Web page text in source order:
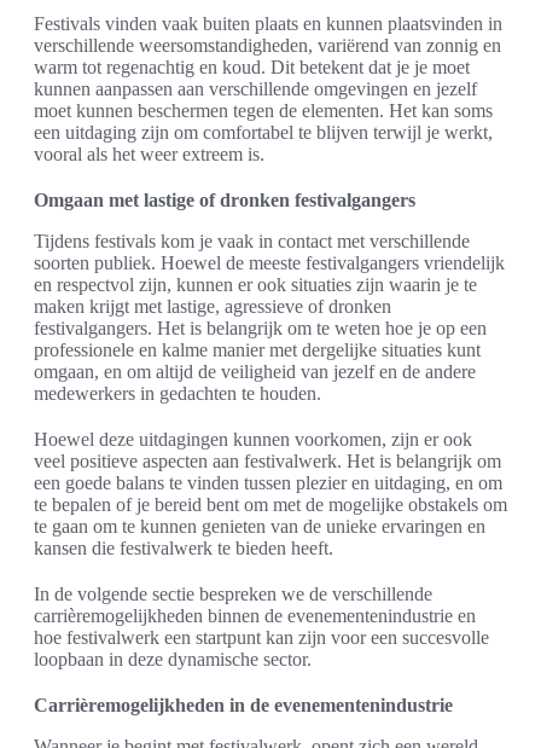
Festivals vinden vaak buiten plaats en kunnen plaatsvinden in
verschillende weersomstandigheden, variërend van zonnig en
warm tot regenachtig en koud. Dit betekent dat je je moet
kunnen aanpassen aan verschillende omgevingen en jezelf
moet kunnen beschermen tegen de elementen. Het kan soms
een uitdaging zijn om comfortabel te blijven terwijl je werkt,
vooral als het weer extreem is.
Omgaan met lastige of dronken festivalgangers
Tijdens festivals kom je vaak in contact met verschillende
soorten publiek. Hoewel de meeste festivalgangers vriendelijk
en respectvol zijn, kunnen er ook situaties zijn waarin je te
maken krijgt met lastige, agressieve of dronken
festivalgangers. Het is belangrijk om te weten hoe je op een
professionele en kalme manier met dergelijke situaties kunt
omgaan, en om altijd de veiligheid van jezelf en de andere
medewerkers in gedachten te houden.
Hoewel deze uitdagingen kunnen voorkomen, zijn er ook
veel positieve aspecten aan festivalwerk. Het is belangrijk om
een goede balans te vinden tussen plezier en uitdaging, en om
te bepalen of je bereid bent om met de mogelijke obstakels om
te gaan om te kunnen genieten van de unieke ervaringen en
kansen die festivalwerk te bieden heeft.
In de volgende sectie bespreken we de verschillende
carrièremogelijkheden binnen de evenementenindustrie en
hoe festivalwerk een startpunt kan zijn voor een succesvolle
loopbaan in deze dynamische sector.
Carrièremogelijkheden in de evenementenindustrie